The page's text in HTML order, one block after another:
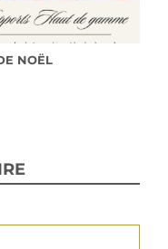
NOËL